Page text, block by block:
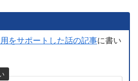
をサポートした話の記事に書い